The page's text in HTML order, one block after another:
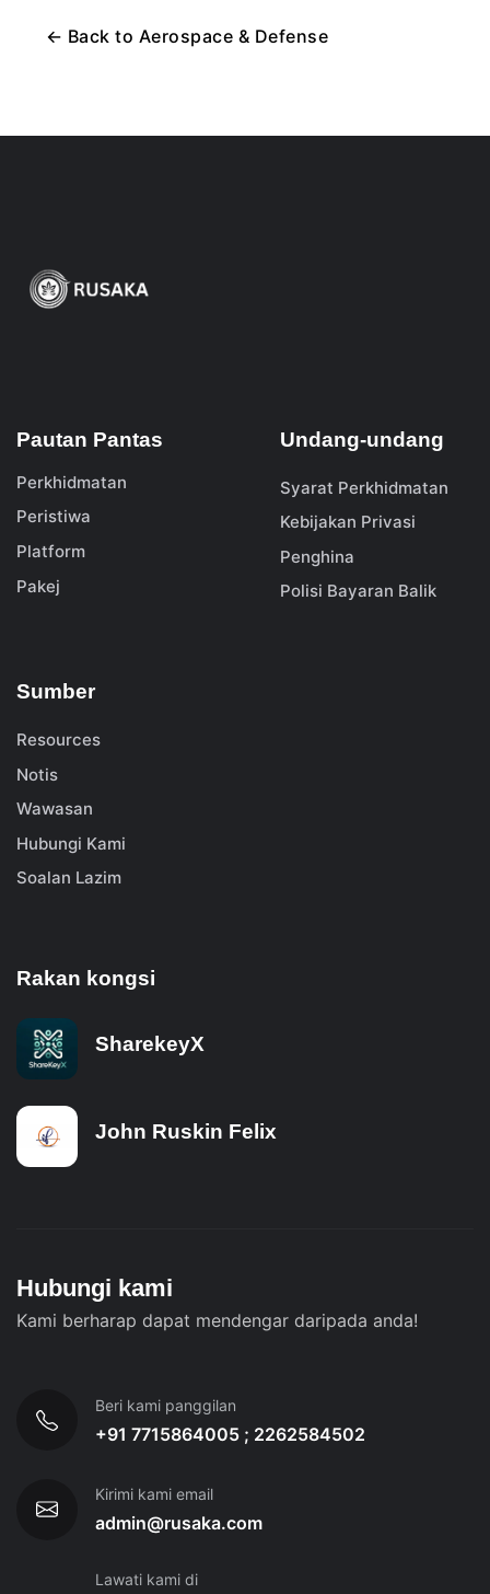
← Back to Aerospace & Defense
Pautan Pantas
Perkhidmatan
Peristiwa
Platform
Pakej
Undang-undang
Syarat Perkhidmatan
Kebijakan Privasi
Penghina
Polisi Bayaran Balik
Sumber
Resources
Notis
Wawasan
Hubungi Kami
Soalan Lazim
Rakan kongsi
SharekeyX
John Ruskin Felix
Hubungi kami
Kami berharap dapat mendengar daripada anda!
Beri kami panggilan
+91 7715864005 ; 2262584502
Kirimi kami email
admin@rusaka.com
Lawati kami di